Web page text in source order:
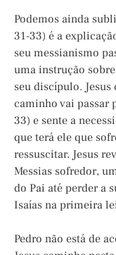
Podemos ainda
31-33) é a
seu messianismo
uma instrução
seu discípulo.
caminho vai passar
33) e sente a
que terá ele que
ressuscitar. Jesus
Messias sofredor,
do Pai até perder a
Isaías na primeira
Pedro não está de